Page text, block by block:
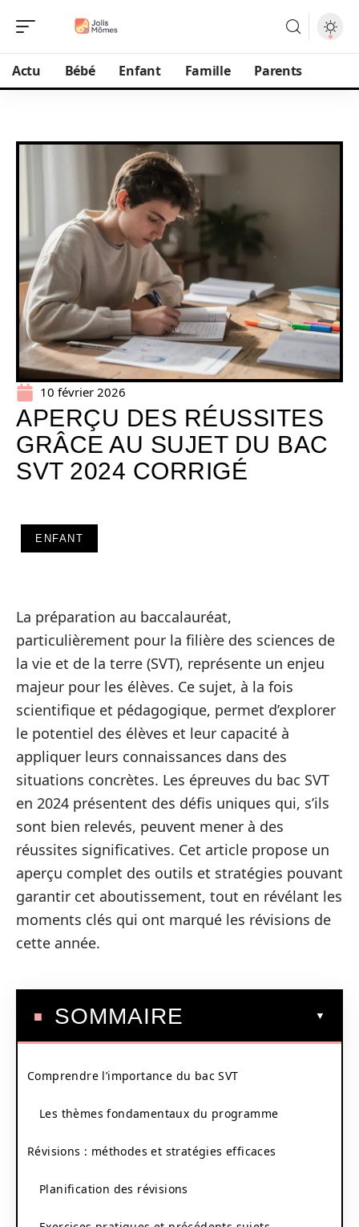
Actu Bébé Enfant Famille Parents
10 février 2026
APERÇU DES RÉUSSITES
GRÂCE AU SUJET DU BAC
SVT 2024 CORRIGÉ
ENFANT
La préparation au baccalauréat,
particulièrement pour la filière des sciences de
la vie et de la terre (SVT), représente un enjeu
majeur pour les élèves. Ce sujet, à la fois
scientifique et pédagogique, permet d’explorer
le potentiel des élèves et leur capacité à
appliquer leurs connaissances dans des
situations concrètes. Les épreuves du bac SVT
en 2024 présentent des défis uniques qui, s’ils
sont bien relevés, peuvent mener à des
réussites significatives. Cet article propose un
aperçu complet des outils et stratégies pouvant
garantir cet aboutissement, tout en révélant les
moments clés qui ont marqué les révisions de
cette année.
SOMMAIRE
Comprendre l’importance du bac SVT
Les thèmes fondamentaux du programme
Révisions : méthodes et stratégies efficaces
Planification des révisions